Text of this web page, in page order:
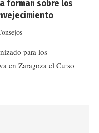
forman sobre los
para los
en Zaragoza el Curso